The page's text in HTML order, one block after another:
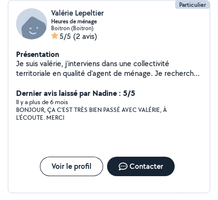
Particulier
Valérie Lepeltier
Heures de ménage
Boitron (Boitron)
5/5 (2 avis)
Présentation
Je suis valérie, j'interviens dans une collectivité
territoriale en qualité d'agent de ménage. Je recherche
Dernier avis laissé par Nadine : 5/5
Il y a plus de 6 mois
BONJOUR, ÇA C'EST TRÈS BIEN PASSÉ AVEC VALÉRIE, À
L'ÉCOUTE. MERCI
Voir le profil Contacter